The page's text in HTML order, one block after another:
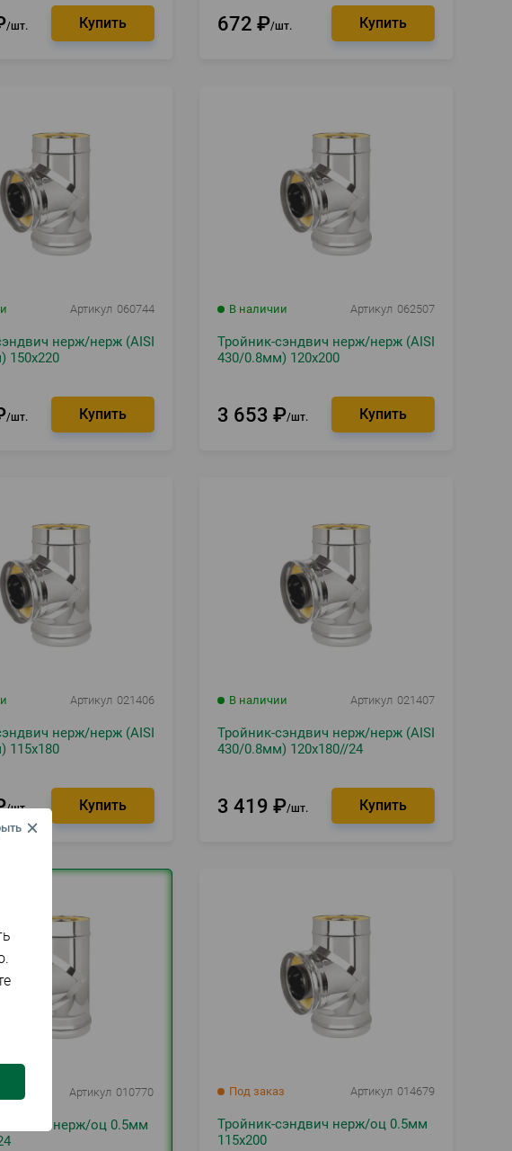
шт. 672 ₽ шт.
Артикул 060744
нерж/нерж (AISI
150х220
шт.
В наличии Артикул 062507
Тройник-сэндвич нерж/нерж (AISI
430/0.8мм) 120х200
3 653 ₽ шт.
Артикул 021406
нерж/нерж (AISI
115х180
шт.
В наличии Артикул 021407
Тройник-сэндвич нерж/нерж (AISI
430/0.8мм) 120х180//24
3 419 ₽ шт.
Артикул 010770
нерж/оц 0.5мм
Под заказ Артикул 014679
Тройник-сэндвич нерж/оц 0.5мм
115х200